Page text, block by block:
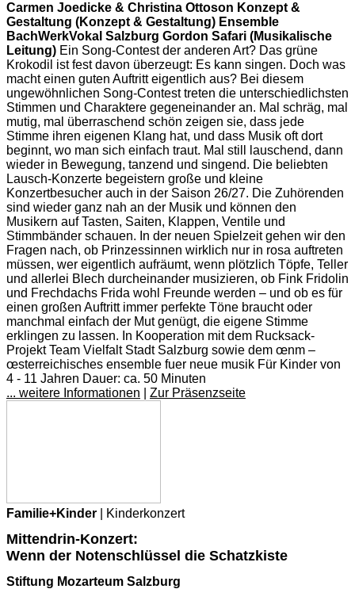
Carmen Joedicke & Christina Ottoson Konzept &
Gestaltung (Konzept & Gestaltung) Ensemble
BachWerkVokal Salzburg Gordon Safari (Musikalische
Leitung) Ein Song-Contest der anderen Art? Das grüne
Krokodil ist fest davon überzeugt: Es kann singen. Doch was
macht einen guten Auftritt eigentlich aus? Bei diesem
ungewöhnlichen Song-Contest treten die unterschiedlichsten
Stimmen und Charaktere gegeneinander an. Mal schräg, mal
mutig, mal überraschend schön zeigen sie, dass jede
Stimme ihren eigenen Klang hat, und dass Musik oft dort
beginnt, wo man sich einfach traut. Mal still lauschend, dann
wieder in Bewegung, tanzend und singend. Die beliebten
Lausch-Konzerte begeistern große und kleine
Konzertbesucher auch in der Saison 26/27. Die Zuhörenden
sind wieder ganz nah an der Musik und können den
Musikern auf Tasten, Saiten, Klappen, Ventile und
Stimmbänder schauen. In der neuen Spielzeit gehen wir den
Fragen nach, ob Prinzessinnen wirklich nur in rosa auftreten
müssen, wer eigentlich aufräumt, wenn plötzlich Töpfe, Teller
und allerlei Blech durcheinander musizieren, ob Fink Fridolin
und Frechdachs Frida wohl Freunde werden – und ob es für
einen großen Auftritt immer perfekte Töne braucht oder
manchmal einfach der Mut genügt, die eigene Stimme
erklingen zu lassen. In Kooperation mit dem Rucksack-
Projekt Team Vielfalt Stadt Salzburg sowie dem œnm –
œsterreichisches ensemble fuer neue musik Für Kinder von
4 - 11 Jahren Dauer: ca. 50 Minuten
... weitere Informationen
Zur Präsenzseite
Familie+Kinder | Kinderkonzert
Mittendrin-Konzert:
Wenn der Notenschlüssel die Schatzkiste
Stiftung Mozarteum Salzburg